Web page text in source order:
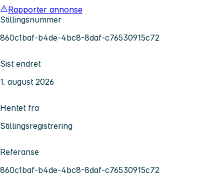
Rapporter annonse
Stillingsnummer
860c1baf-b4de-4bc8-8daf-c76530915c72
Sist endret
1. august 2026
Hentet fra
Stillingsregistrering
Referanse
860c1baf-b4de-4bc8-8daf-c76530915c72